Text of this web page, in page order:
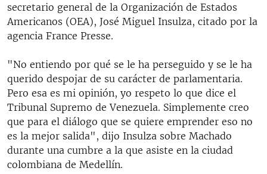
secretario general de la Organización de Estados
Americanos (OEA), José Miguel Insulza, citado por la
agencia France Presse.
"No entiendo por qué se le ha perseguido y se le ha
querido despojar de su carácter de parlamentaria.
Pero esa es mi opinión, yo respeto lo que dice el
Tribunal Supremo de Venezuela. Simplemente creo
que para el diálogo que se quiere emprender eso no
es la mejor salida", dijo Insulza sobre Machado
durante una cumbre a la que asiste en la ciudad
colombiana de Medellín.